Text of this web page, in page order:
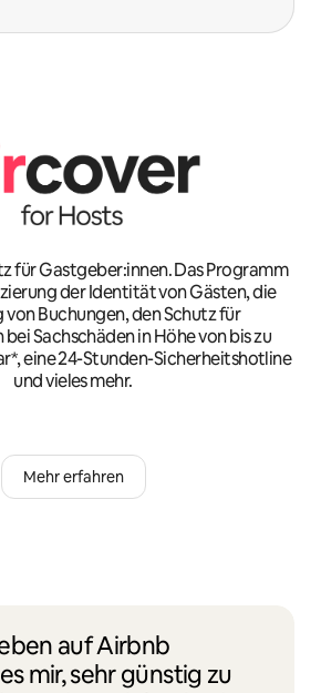
für Gastgeber:innen. Das Programm
der Identität von Gästen, die
Buchungen, den Schutz für
Sachschäden in Höhe von bis zu
eine 24-Stunden-Sicherheitshotline
und vieles mehr.
Mehr erfahren
auf Airbnb
mir, sehr günstig zu